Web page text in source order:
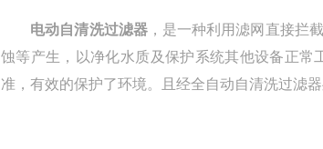
电动自清洗过滤器，是一种利用滤网直接拦
蚀等产生，以净化水质及保护系统其他设备正
准，有效的保护了环境。且经全自动自清洗过滤